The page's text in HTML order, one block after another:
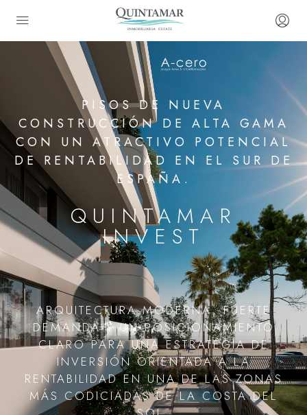
PISOS DE NUEVA
CONSTRUCCIÓN DE ALTA GAMA
CON UN ATRACTIVO POTENCIAL
DE RENTABILIDAD EN EL SUR DE
ESPAÑA.
QUINTAMAR
INVEST
ARQUITECTURA MODERNA, FUERTE
DEMANDA Y UN POSICIONAMIENTO
CLARO PARA UNA ESTRATEGIA DE
INVERSIÓN ORIENTADA A LA
RENTABILIDAD EN UNA DE LAS ZONAS
MÁS CODICIADAS DE LA COSTA DEL